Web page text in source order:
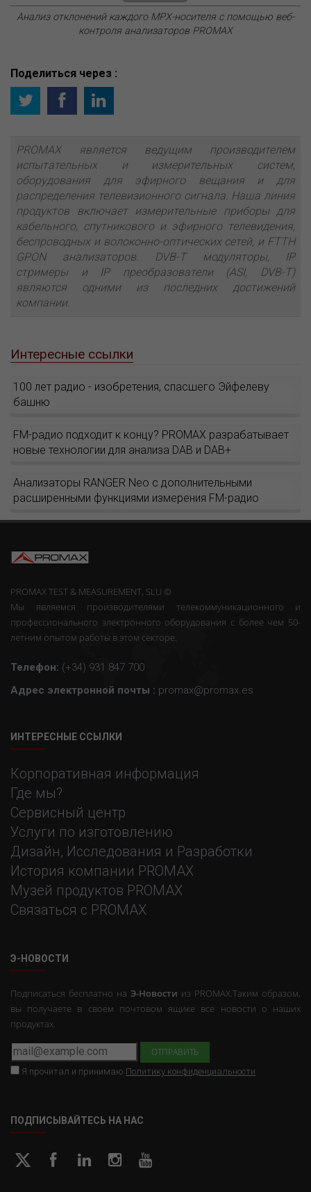
Анализ отклонений каждого MPX-носителя с помощью веб-
контроля анализаторов PROMAX
Поделиться через :
PROMAX является ведущим производителем
испытательных и измерительных систем,
оборудования для эфирного вещания и для
распределения телевизионного сигнала. Наша линия
продуктов включает измерительные приборы для
кабельного, спутникового и эфирного телевидения,
беспроводных и волоконно-оптических сетей, и FTTH
GPON анализаторов. DVB-T модуляторы, IP
стримеры и IP преобразователи (ASI, DVB-T)
являются одними из последних достижений
компании.
Интересные ссылки
100 лет радио - изобретения, спасшего Эйфелеву
башню
FM-радио подходит к концу? PROMAX разрабатывает
новые технологии для анализа DAB и DAB+
Анализаторы RANGER Neo с дополнительными
расширенными функциями измерения FM-радио
PROMAX TEST & MEASUREMENT, SLU ©
Мы являемся производителями телекоммуникационного и
профессионального электронного оборудования с более чем 50-
летним опытом работы в этом секторе.
Телефон: (+34) 931 847 700
Адрес электронной почты : promax@promax.es
ИНТЕРЕСНЫЕ ССЫЛКИ
Корпоративная информация
Где мы?
Сервисный центр
Услуги по изготовлению
Дизайн, Исследования и Разработки
История компании PROMAX
Музей продуктов PROMAX
Связаться с PROMAX
Э-НОВОСТИ
Подписаться бесплатно на Э-Новости из PROMAX.Таким образом,
вы получаете в своем почтовом ящике все новости о наших
продуктах.
Я прочитал и принимаю Политику конфиденциальности
ПОДПИСЫВАЙТЕСЬ НА НАС